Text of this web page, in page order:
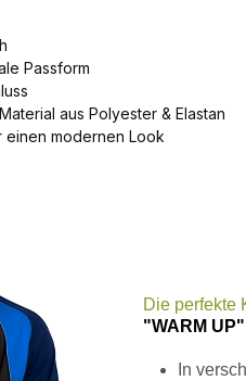
Passform
aus Polyester & Elastan
einen modernen Look
Die perfekte
"WARM
In